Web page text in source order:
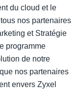
du cloud et le
nos partenaires
et Stratégie
programme
de notre
nos partenaires
envers Zyxel